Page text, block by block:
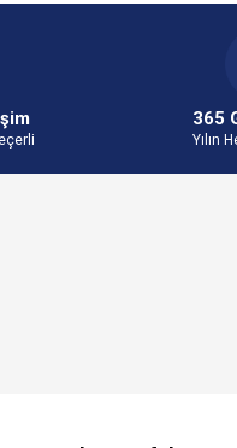
rahatlıkla yapılmasını
şekilde kullanılırlar. Çünkü
yönüyle binalarda ana enerji
365
Yılın